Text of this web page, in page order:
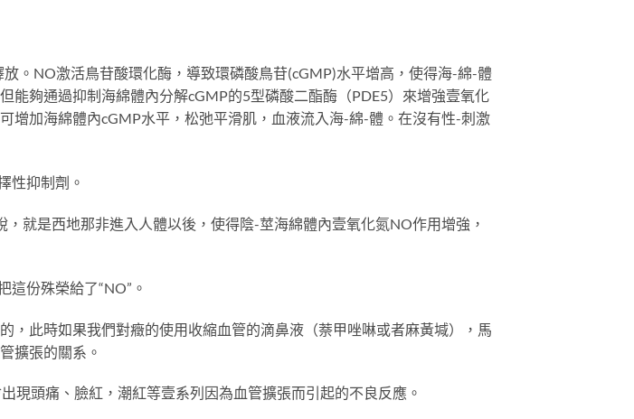
。NO激活鳥苷酸環化酶，導致環磷酸鳥苷(cGMP)水平增高，使得海-綿-體
夠通過抑制海綿體內分解cGMP的5型磷酸二酯酶（PDE5）來增強壹氧化
增加海綿體內cGMP水平，松弛平滑肌，血液流入海-綿-體。在沒有性-刺激
性抑制劑。
就是西地那非進入人體以後，使得陰-莖海綿體內壹氧化氮NO作用增強，
份殊榮給了“NO”。
，此時如果我們對癥的使用收縮血管的滴鼻液（萘甲唑啉或者麻黃堿），馬
擴張的關系。
現頭痛、臉紅，潮紅等壹系列因為血管擴張而引起的不良反應。